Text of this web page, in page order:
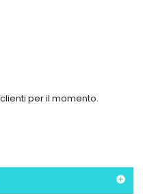
per il momento.
